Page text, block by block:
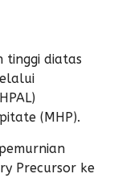
tinggi diatas
(MHP).
Precursor ke